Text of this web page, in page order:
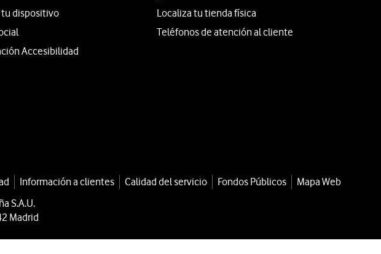
tu dispositivo
Accesibilidad
Localiza tu tienda física
Teléfonos de atención al cliente
Información a clientes Calidad del servicio Fondos Públicos
Mapa Web
S.A.U.
Madrid